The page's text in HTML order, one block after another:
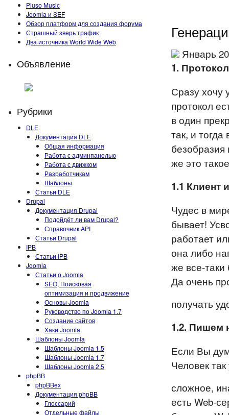
Pluso Musiс
Joomla и SEF
Обзор платформ для создания форума
Страшный зверь трафик
Два источника World Wide Web
Объявление
Рубрики
DLE
Документация DLE
Общая информация
Работа с админпанелью
Работа с движком
Разработчикам
Шаблоны
Статьи DLE
Drupal
Документация Drupal
Подойдёт ли вам Drupal?
Справочник API
Статьи Drupal
IPB
Статьи IPB
Joomla
Статьи о Joomla
SEO, Поисковая
оптимизация и продвижение
Основы Joomla
Руководство по Joomla 1.7
Создание сайтов
Хаки Joomla
Шаблоны Joomla
Шаблоны Joomla 1.5
Шаблоны Joomla 1.7
Шаблоны Joomla 2.5
phpBB
phpBBex
Документация phpBB
Глоссарий
Отдельные файлы
Январь
1.
Сразу хочу
протокол
в один
так, и
же это
1.1 Клиент
Чудес в
бывает!
работает
она либо
же все-таки
Да очень
получать
1.2. Пишем
Если Вы
Человек
сложное,
есть Web-